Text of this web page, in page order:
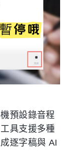
預設錄音程
具支援多種
逐字稿與 AI